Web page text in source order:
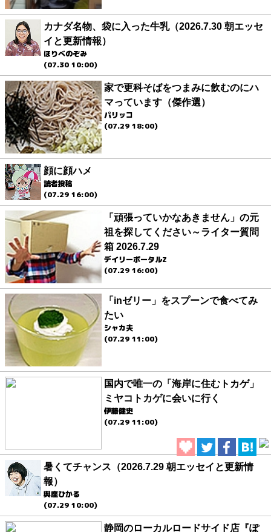
カナダ名物、袋に入った牛乳（2026.7.30 朝エッセ
イと更新情報）
ほりべのぞみ
(07.30 10:00)
家で更科そばをつまみに飲むのにハ
マっています（傑作選）
パリッコ
(07.29 18:00)
顔に顔ハメ
読者投稿
(07.29 16:00)
「頑張っていかなあきません」の元
祖を探してください～ライター質問
箱 2026.7.29
デイリーポータルZ
(07.29 16:00)
「inゼリー」をスプーンで食べてみ
たい
シャカ夫
(07.29 11:00)
国内で唯一の「海岸に住むトカゲ」
ミヤコトカゲに会いに行く
伊藤健史
(07.29 11:00)
暑くてチャンス（2026.7.29 朝エッセイと更新情
報）
與座ひかる
(07.29 10:00)
静岡のローカルロードサイド店『ぽ